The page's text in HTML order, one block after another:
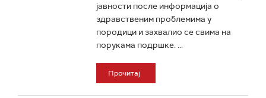
јавности после информација о
здравственим проблемима у
породици и захвалио се свима на
порукама подршке. ...
Прочитај